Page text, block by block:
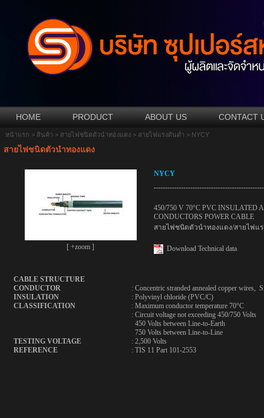
HOME PRODUCT ABOUT US CONTACT
หน้าแรก > สินค้า > สายไฟชนิดตัวนำทองแดง > สายไฟแรงดันต่ำ > NYCY
สายไฟชนิดตัวนำทองแดง
[ +zoom ]
NYCY
450/750 V 70°C PVC INSULATED
CONDUCTORS POWER CABLE
สายไฟชนิดตัวนำทองแดง/สายไฟแ
Download Technical data
CABLE STRUCTURE
CONDUCTOR
: Concentric stranded annealed copper wires,
INSULATION
: Polyvinyl chloride (PVC/C)
CLASSIFICATION
: Maximum conductor temperature 70°C
: Circuit voltage not exceeding 450/750 Volts
450 Volts between Line-to-Earth
750 Volts between Line-to-Line
TESTING VOLTAGE
: 2,500 Volts
REFERENCE
: TIS 11 Part 101-2553